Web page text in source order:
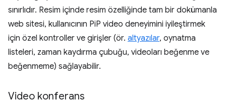
sınırlıdır. Resim içinde resim özelliğinde tam bir dokümanla
web sitesi, kullanıcının PiP video deneyimini iyileştirmek
için özel kontroller ve girişler (ör. altyazılar, oynatma
listeleri, zaman kaydırma çubuğu, videoları beğenme ve
beğenmeme) sağlayabilir.
Video konferans